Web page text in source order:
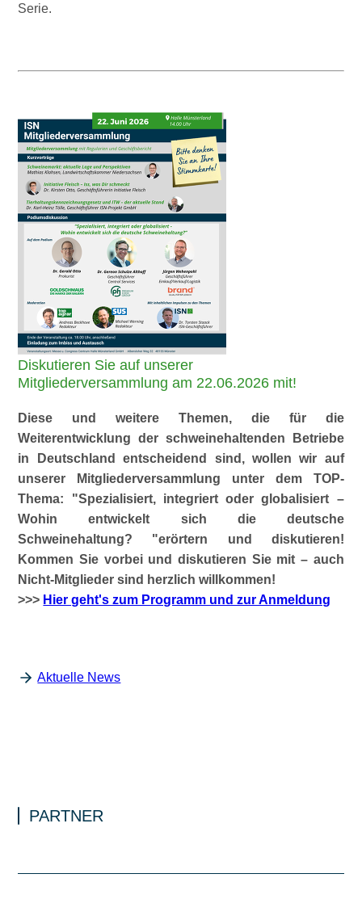
Serie.
Diskutieren Sie auf unserer
Mitgliederversammlung am 22.06.2026 mit!
Diese und weitere Themen, die für die
Weiterentwicklung der schweinehaltenden Betriebe
in Deutschland entscheidend sind, wollen wir auf
unserer Mitgliederversammlung unter dem TOP-
Thema:
Spezialisiert, integriert oder globalisiert –
Wohin entwickelt sich die deutsche
Schweinehaltung?
erörtern und diskutieren!
Kommen Sie vorbei und diskutieren Sie mit – auch
Nicht-Mitglieder sind herzlich willkommen!
>>> Hier geht's zum Programm und zur Anmeldung
Aktuelle News
PARTNER